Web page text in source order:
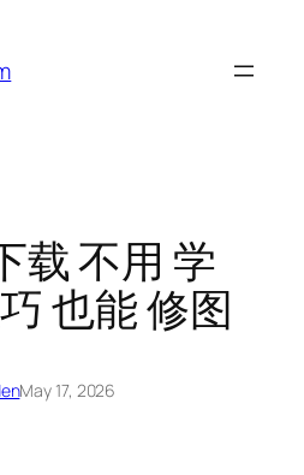
载 不用 学
也能 修图
May 17, 2026